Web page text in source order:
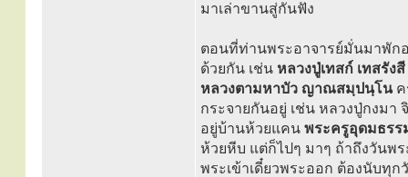
มาเล่าขานสู่กันฟัง
ตอนที่ท่านพระอาจารย์มั่นมาพัก
ด้วยกัน เช่น หลวงปู่เทสก์ เทสรั
หลวงตามหาบัว ญาณสมฺปนฺโนค
กระจายกันอยู่ เช่น หลวงปู่กงม
อยู่บ้านห้วยแคน พระครูอุดมธร
ห้วยหีบ แต่ก็ไปๆ มาๆ ถ้าถึงวันพ
พระเข้าเดี๋ยวพระออก ต้องนับทุ